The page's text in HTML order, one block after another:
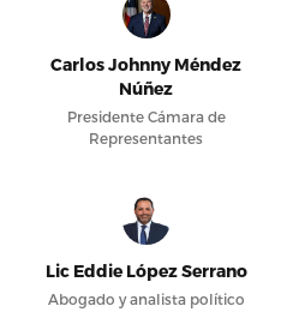
Carlos Johnny Méndez
Núñez
Presidente Cámara de
Representantes
Lic Eddie López Serrano
Abogado y analista político